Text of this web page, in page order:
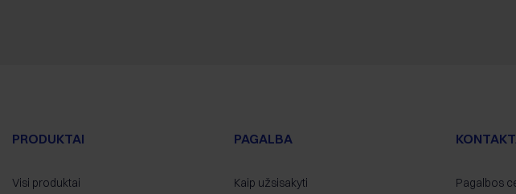
PRODUKTAI
Visi produktai
PAGALBA
Kaip užsisakyti
Pagalbos